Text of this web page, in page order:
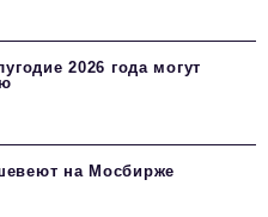
2026 года могут
на Мосбирже